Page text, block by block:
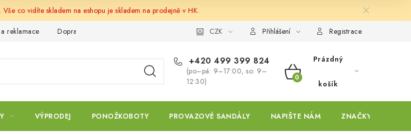
co vidíte skladem na eshopu je skladem na prodejně v HK.
reklamace Doprava a platba CZK Přihlášení Registrace
+420 499 399 824
(po–pá: 9–17:00, so: 9–
12:30)
NÁKUPNÍ
KOŠÍK
Prázdný
košík
VÝPRODEJ PONOŽKOBOTY PROVAZOVÉ SANDÁLY NAPIŠTE NÁM ZNAČKY